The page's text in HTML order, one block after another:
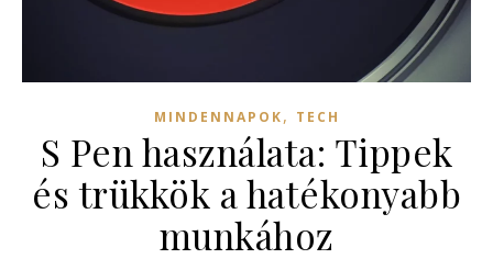
MINDENNAPOK, TECH
S Pen használata: Tippek
és trükkök a hatékonyabb
munkához